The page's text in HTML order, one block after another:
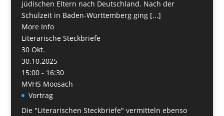
jüdischen Eltern nach Deutschland. Nach der
Schulzeit in Baden-Württemberg ging [...]
More Info
Literarische Steckbriefe
30 Okt.
30.10.2025
15:00 - 16:30
MVHS Moosach
Vortrag
Die "Literarischen Steckbriefe" vermitteln ebenso